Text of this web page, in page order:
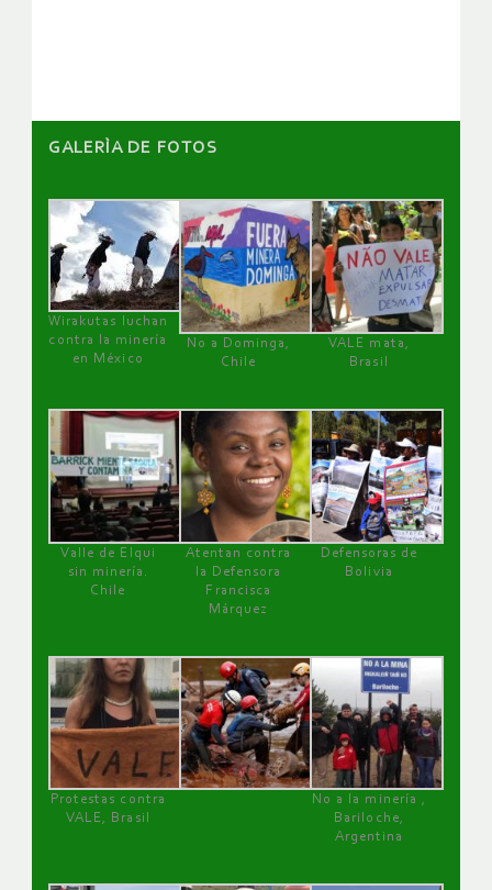
GALERÌA DE FOTOS
Wirakutas luchan
contra la minería
en México
No a Dominga,
Chile
VALE mata,
Brasil
Valle de Elqui
sin minería.
Chile
Atentan contra
la Defensora
Francisca
Márquez
Defensoras de
Bolivia
Protestas contra
VALE, Brasil
No a la minería ,
Bariloche,
Argentina